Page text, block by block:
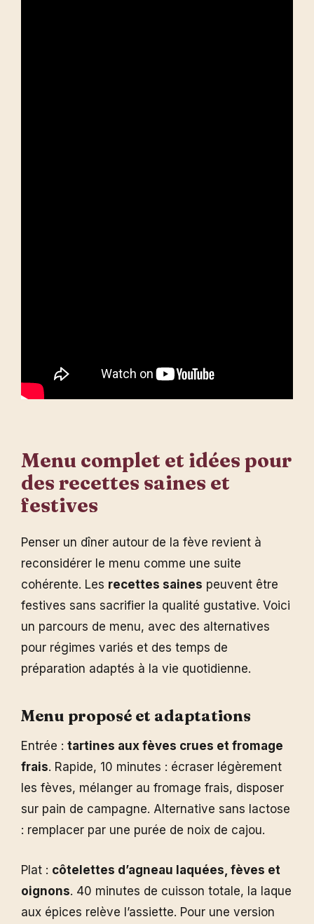
Menu complet et idées pour
des recettes saines et
festives
Penser un dîner autour de la fève revient à
reconsidérer le menu comme une suite
cohérente. Les recettes saines peuvent être
festives sans sacrifier la qualité gustative. Voici
un parcours de menu, avec des alternatives
pour régimes variés et des temps de
préparation adaptés à la vie quotidienne.
Menu proposé et adaptations
Entrée : tartines aux fèves crues et fromage
frais. Rapide, 10 minutes : écraser légèrement
les fèves, mélanger au fromage frais, disposer
sur pain de campagne. Alternative sans lactose
: remplacer par une purée de noix de cajou.
Plat : côtelettes d’agneau laquées, fèves et
oignons. 40 minutes de cuisson totale, la laque
aux épices relève l’assiette. Pour une version